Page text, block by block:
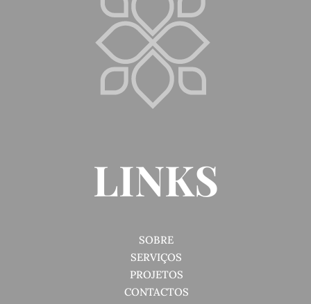
LINKS
SOBRE
SERVIÇOS
PROJETOS
CONTACTOS